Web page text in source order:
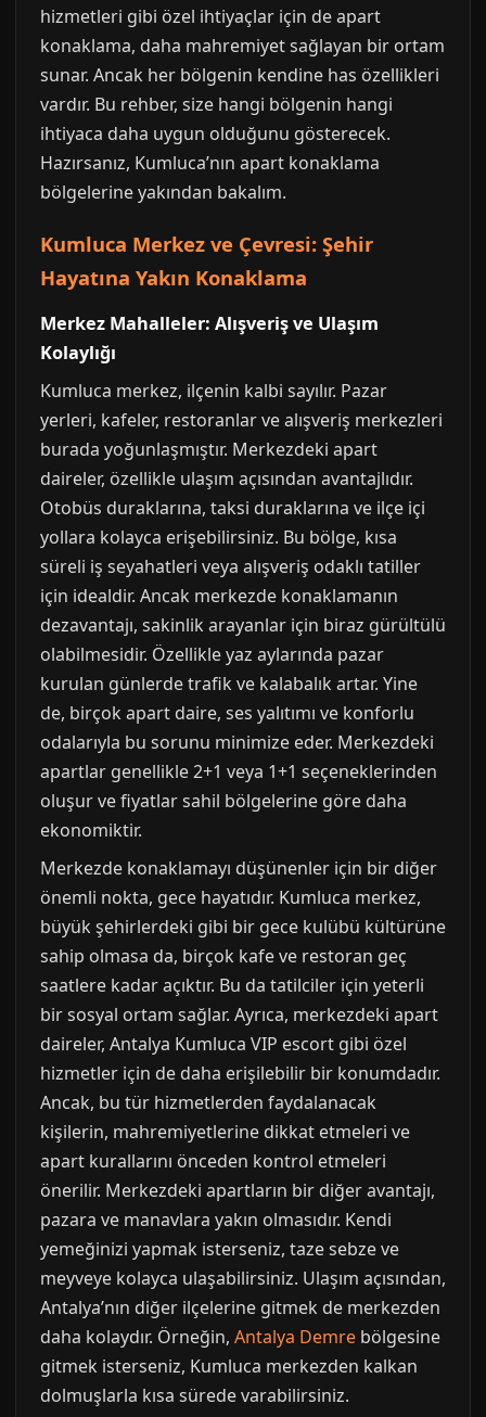
hizmetleri gibi özel ihtiyaçlar için de apart
konaklama, daha mahremiyet sağlayan bir ortam
sunar. Ancak her bölgenin kendine has özellikleri
vardır. Bu rehber, size hangi bölgenin hangi
ihtiyaca daha uygun olduğunu gösterecek.
Hazırsanız, Kumluca’nın apart konaklama
bölgelerine yakından bakalım.
Kumluca Merkez ve Çevresi: Şehir
Hayatına Yakın Konaklama
Merkez Mahalleler: Alışveriş ve Ulaşım
Kolaylığı
Kumluca merkez, ilçenin kalbi sayılır. Pazar
yerleri, kafeler, restoranlar ve alışveriş merkezleri
burada yoğunlaşmıştır. Merkezdeki apart
daireler, özellikle ulaşım açısından avantajlıdır.
Otobüs duraklarına, taksi duraklarına ve ilçe içi
yollara kolayca erişebilirsiniz. Bu bölge, kısa
süreli iş seyahatleri veya alışveriş odaklı tatiller
için idealdir. Ancak merkezde konaklamanın
dezavantajı, sakinlik arayanlar için biraz gürültülü
olabilmesidir. Özellikle yaz aylarında pazar
kurulan günlerde trafik ve kalabalık artar. Yine
de, birçok apart daire, ses yalıtımı ve konforlu
odalarıyla bu sorunu minimize eder. Merkezdeki
apartlar genellikle 2+1 veya 1+1 seçeneklerinden
oluşur ve fiyatlar sahil bölgelerine göre daha
ekonomiktir.
Merkezde konaklamayı düşünenler için bir diğer
önemli nokta, gece hayatıdır. Kumluca merkez,
büyük şehirlerdeki gibi bir gece kulübü kültürüne
sahip olmasa da, birçok kafe ve restoran geç
saatlere kadar açıktır. Bu da tatilciler için yeterli
bir sosyal ortam sağlar. Ayrıca, merkezdeki apart
daireler, Antalya Kumluca VIP escort gibi özel
hizmetler için de daha erişilebilir bir konumdadır.
Ancak, bu tür hizmetlerden faydalanacak
kişilerin, mahremiyetlerine dikkat etmeleri ve
apart kurallarını önceden kontrol etmeleri
önerilir. Merkezdeki apartların bir diğer avantajı,
pazara ve manavlara yakın olmasıdır. Kendi
yemeğinizi yapmak isterseniz, taze sebze ve
meyveye kolayca ulaşabilirsiniz. Ulaşım açısından,
Antalya’nın diğer ilçelerine gitmek de merkezden
daha kolaydır. Örneğin, Antalya Demre bölgesine
gitmek isterseniz, Kumluca merkezden kalkan
dolmuşlarla kısa sürede varabilirsiniz.